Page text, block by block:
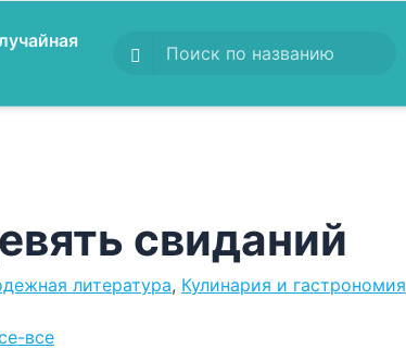
свиданий
литература, Кулинария и гастрономия
все